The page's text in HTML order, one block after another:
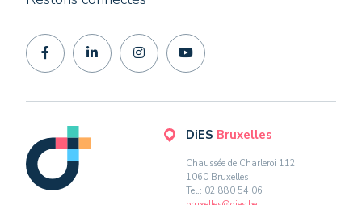
DiES Bruxelles
Chaussée de Charleroi 112
1060 Bruxelles
Tel.: 02 880 54 06